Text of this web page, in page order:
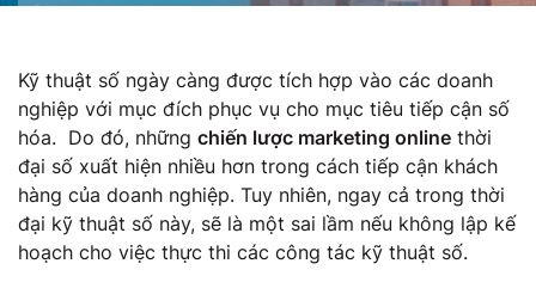
Kỹ thuật số ngày càng được tích hợp vào các doanh
nghiệp với mục đích phục vụ cho mục tiêu tiếp cận số
hóa. Do đó, những chiến lược marketing online thời
đại số xuất hiện nhiều hơn trong cách tiếp cận khách
hàng của doanh nghiệp. Tuy nhiên, ngay cả trong thời
đại kỹ thuật số này, sẽ là một sai lầm nếu không lập kế
hoạch cho việc thực thi các công tác kỹ thuật số.